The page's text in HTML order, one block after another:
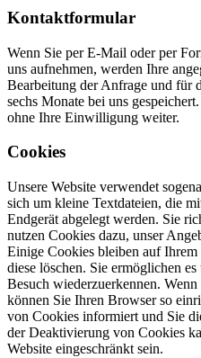
Kontaktformular
Wenn Sie per E-Mail oder per
uns aufnehmen, werden Ihre
Bearbeitung der Anfrage und für
sechs Monate bei uns
ohne Ihre Einwilligung weiter.
Cookies
Unsere Website verwendet
sich um kleine Textdateien, die
Endgerät abgelegt werden. Sie
nutzen Cookies dazu, unser
Einige Cookies bleiben auf Ihrem
diese löschen. Sie ermöglichen
Besuch wiederzuerkennen.
können Sie Ihren Browser so
von Cookies informiert und Sie
der Deaktivierung von Cookies
Website eingeschränkt sein.